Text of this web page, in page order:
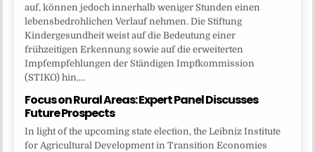
auf, können jedoch innerhalb weniger Stunden einen
lebensbedrohlichen Verlauf nehmen. Die Stiftung
Kindergesundheit weist auf die Bedeutung einer
frühzeitigen Erkennung sowie auf die erweiterten
Impfempfehlungen der Ständigen Impfkommission
(STIKO) hin,...
Focus on Rural Areas: Expert Panel Discusses
Future Prospects
In light of the upcoming state election, the Leibniz Institute
for Agricultural Development in Transition Economies